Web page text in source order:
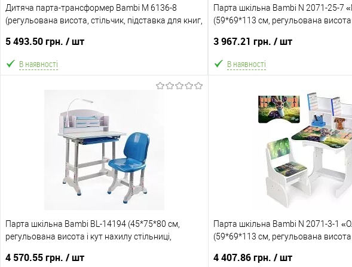
Дитяча парта-трансформер Bambi M 6136-8
(регульована висота, стільчик, підставка для книг,
5 493.50 грн. / шт
В наявності
Порівняння
Склад зберігання
Відправка тільки Новою поштою протягом 2-5 днів
після передоплати 500 грн. В зв'язку з переобліком
Парта шкільна Bambi N 2071-25-7
(59*69*113 см, регульована висота
3 967.21 грн. / шт
В наявності
В кошик
Склад зберігання
Ціну знижено на 10%!
Парта шкільна Bambi BL-14194 (45*75*80 см,
регульована висота і кут нахилу стільниці,
4 570.55 грн. / шт
Парта шкільна Bambi N 2071-3-1
(59*69*113 см, регульована висота
4 407.86 грн. / шт